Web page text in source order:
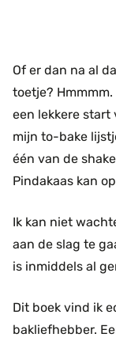
Of er dan na al
toetje?
een lekkere start
mijn to-bake
één van de
Pindakaas kan
Ik kan niet
aan de slag te
is inmiddels al
Dit boek vind ik
bakliefhebber.